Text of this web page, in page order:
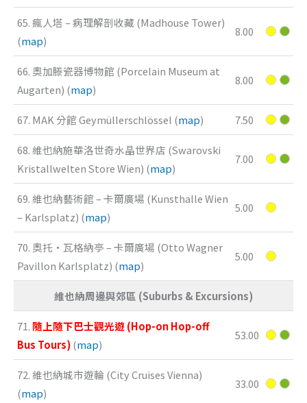
65. 瘋人塔 – 病理解剖收藏 (Madhouse Tower)
(map)
8.00
66. 奧加滕瓷器博物館 (Porcelain Museum at
Augarten) (map)
8.00
67. MAK 分館 Geymüllerschlössel (map) 7.50
68. 維也納施華洛世奇水晶世界店 (Swarovski
Kristallwelten Store Wien) (map)
7.00
69. 維也納藝術館 – 卡爾廣場 (Kunsthalle Wien
– Karlsplatz) (map)
5.00
70. 奧托·瓦格納亭 – 卡爾廣場 (Otto Wagner
Pavillon Karlsplatz) (map)
5.00
維也納周邊與郊區 (Suburbs & Excursions)
71. 隨上隨下巴士觀光遊 (Hop-on Hop-off
Bus Tours)(map)
53.00
72. 維也納城市遊輪 (City Cruises Vienna)
(map)
33.00